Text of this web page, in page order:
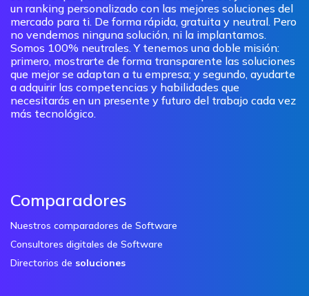
un ranking personalizado con las mejores soluciones del
mercado para ti. De forma rápida, gratuita y neutral. Pero
no vendemos ninguna solución, ni la implantamos.
Somos 100% neutrales. Y tenemos una doble misión:
primero, mostrarte de forma transparente las soluciones
que mejor se adaptan a tu empresa; y segundo, ayudarte
a adquirir las competencias y habilidades que
necesitarás en un presente y futuro del trabajo cada vez
más tecnológico.
Comparadores
Nuestros comparadores de Software
Consultores digitales de Software
Directorios de soluciones